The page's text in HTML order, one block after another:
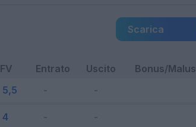
Scarica
FV Entrato Uscito Bonus/Malus